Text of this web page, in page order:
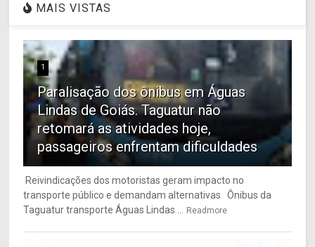
MAIS VISTAS
1
Paralisação dos ônibus em Águas
Lindas de Goiás. Taguatur não
retomará as atividades hoje,
passageiros enfrentam dificuldades
Reivindicações dos motoristas geram impacto no
transporte público e demandam alternativas Ônibus da
Taguatur transporte Águas Lindas ...
Readmore